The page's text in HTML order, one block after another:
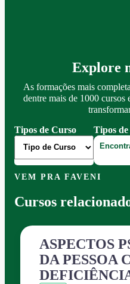
Explore
As formações mais
dentre mais de 1000 cursos
Tipos de Curso
Tipos
VEM PRA FAVENI
Cursos
ASPECTOS
DA PESSOA